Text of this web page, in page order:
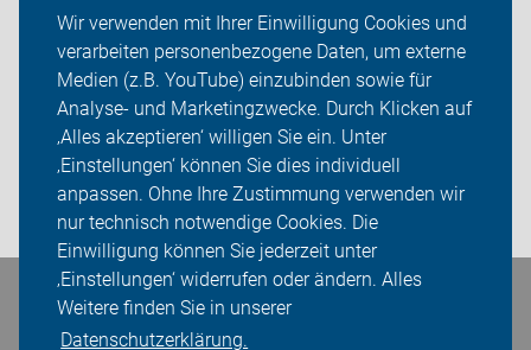
Wir verwenden mit Ihrer Einwilligung Cookies und
verarbeiten personenbezogene Daten, um externe
Medien (z.B. YouTube) einzubinden sowie für
Analyse- und Marketingzwecke. Durch Klicken auf
‚Alles akzeptieren‘ willigen Sie ein. Unter
‚Einstellungen‘ können Sie dies individuell
anpassen. Ohne Ihre Zustimmung verwenden wir
nur technisch notwendige Cookies. Die
Einwilligung können Sie jederzeit unter
‚Einstellungen‘ widerrufen oder ändern. Alles
Weitere finden Sie in unserer
Datenschutzerklärung.
Das machen wir
Sei dabei
Presse
Login
Bleiben Sie in Kontakt